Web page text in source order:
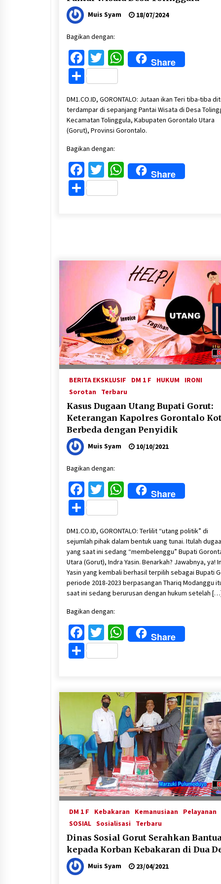
Muis Syam 18/07/2024
Bagikan dengan:
Facebook
Twitter
WhatsApp
Share
Share
DM1.CO.ID, GORONTALO: Jutaan ikan Teri tiba-tiba
terdampar di sepanjang Pantai Wisata di Desa
Kecamatan Tolinggula, Kabupaten Gorontalo Utara
(Gorut), Provinsi Gorontalo.
Bagikan dengan:
Facebook
Twitter
WhatsApp
Share
Share
BERITA EKSKLUSIF DM 1 F HUKUM
IRONI
Sorotan
Terbaru
Kasus Dugaan Utang Bupati Gorut:
Keterangan Kapolres Gorontalo
Berbeda dengan Penyidik
Muis Syam 10/10/2021
Bagikan dengan:
Facebook
Twitter
WhatsApp
Share
Share
DM1.CO.ID, GORONTALO: Terlilit “utang politik” di
sejumlah pihak dalam bentuk uang tunai. Itulah
yang saat ini sedang “membelenggu” Bupati
Utara (Gorut), Indra Yasin. Benarkah? Jawabnya, ya!
Yasin yang kembali berhasil terpilih sebagai Bupati
periode 2018-2023 berpasangan Thariq Modanggu
saat ini sedang berurusan dengan hukum setelah
Bagikan dengan:
Facebook
Twitter
WhatsApp
Share
Share
DM 1 F Kebakaran Kemanusiaan
Pelayanan
SOSIAL Sosialisasi Terbaru
Dinas Sosial Gorut Serahkan
kepada Korban Kebakaran di Dua
Muis Syam 23/04/2021